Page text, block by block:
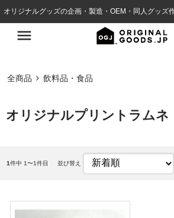
オリジナルグッズの企画・製造・OEM・同人グッズ
全商品 飲料品・食品
オリジナルプリントラムネ
1件中 1〜1件目 並び替え